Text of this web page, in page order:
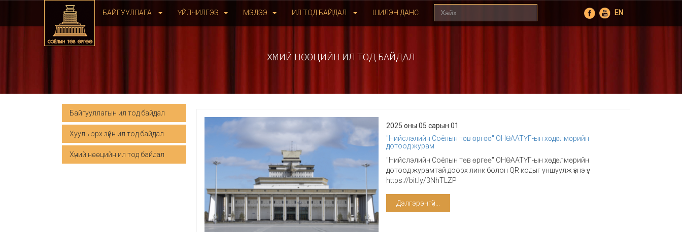
БАЙГУУЛЛАГА ҮЙЛЧИЛГЭЭ МЭДЭЭ ИЛ ТОД БАЙДАЛ ШИЛЭН ДАНС EN
ХҮНИЙ НӨӨЦИЙН ИЛ ТОД БАЙДАЛ
Байгууллагын ил тод байдал
Хууль эрх зүйн ил тод байдал
Хүний нөөцийн ил тод байдал
2025 оны 05 сарын 01
"Нийслэлийн Соёлын төв өргөө" ОНӨААТҮГ-ын хөдөлмөрийн
дотоод журам
"Нийслэлийн Соёлын төв өргөө" ОНӨААТҮГ-ын хөдөлмөрийн
дотоод журамтай доорх линк болон QR кодыг уншуулж үзнэ үү.
https://bit.ly/3NhTLZP
Дэлгэрэнгүй...